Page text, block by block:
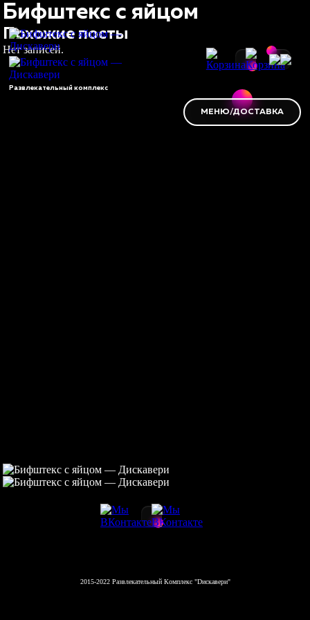
Развлекательный комплекс
МЕНЮ/ДОСТАВКА
Бифштекс с яйцом
Похожие посты
Нет записей.
2015-2022 Развлекательный Комплекс "Dискавери"